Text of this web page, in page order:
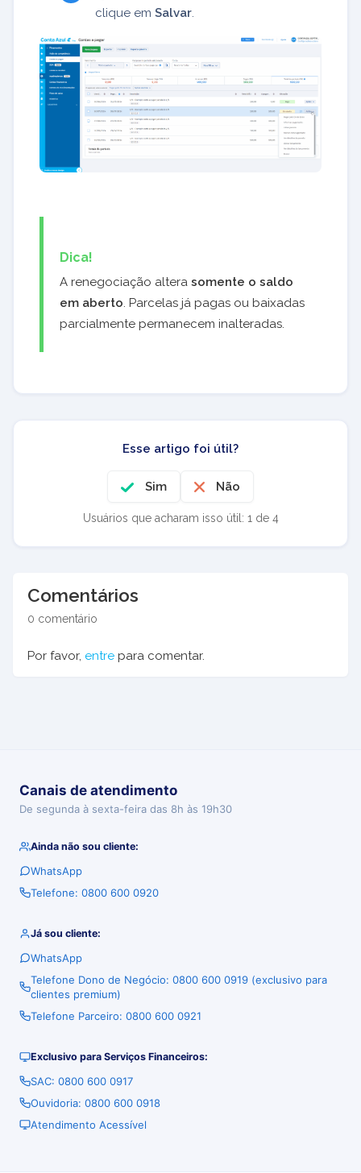
clique em Salvar.
Dica!
A renegociação altera somente o saldo
em aberto. Parcelas já pagas ou baixadas
parcialmente permanecem inalteradas.
Esse artigo foi útil?
Sim Não
Usuários que acharam isso útil: 1 de 4
Comentários
0 comentário
Por favor, entre para comentar.
Canais de atendimento
De segunda à sexta-feira das 8h às 19h30
Ainda não sou cliente:
WhatsApp
Telefone: 0800 600 0920
Já sou cliente:
WhatsApp
Telefone Dono de Negócio: 0800 600 0919 (exclusivo para
clientes premium)
Telefone Parceiro: 0800 600 0921
Exclusivo para Serviços Financeiros:
SAC: 0800 600 0917
Ouvidoria: 0800 600 0918
Atendimento Acessível